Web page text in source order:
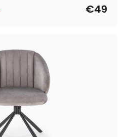
€49